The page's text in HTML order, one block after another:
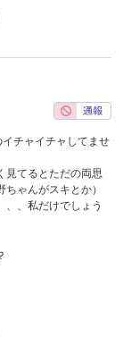
チャイチャしてませ
見てるとただの両思
ゃんがスキとか）
、、私だけでしょう